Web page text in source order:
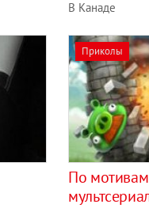
В Канаде
Приколы
По